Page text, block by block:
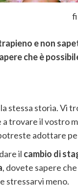
e non
che è
stessa storia. Vi
trovare il vostro
adottare
il cambio di
, dovete sapere
stressarvi meno.